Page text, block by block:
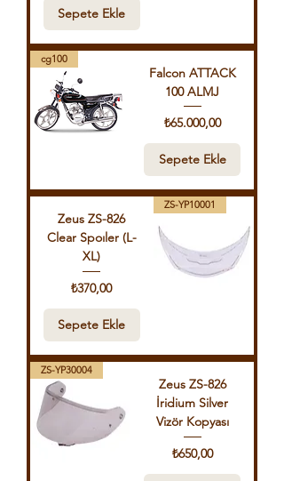
Sepete Ekle
cg100
Falcon ATTACK
100 ALMJ
Fiyat
₺65.000,00
Sepete Ekle
ZS-YP10001
Zeus ZS-826
Clear Spoıler (L-
XL)
Fiyat
₺370,00
Sepete Ekle
ZS-YP30004
Zeus ZS-826
İridium Silver
Vizör Kopyası
Fiyat
₺650,00